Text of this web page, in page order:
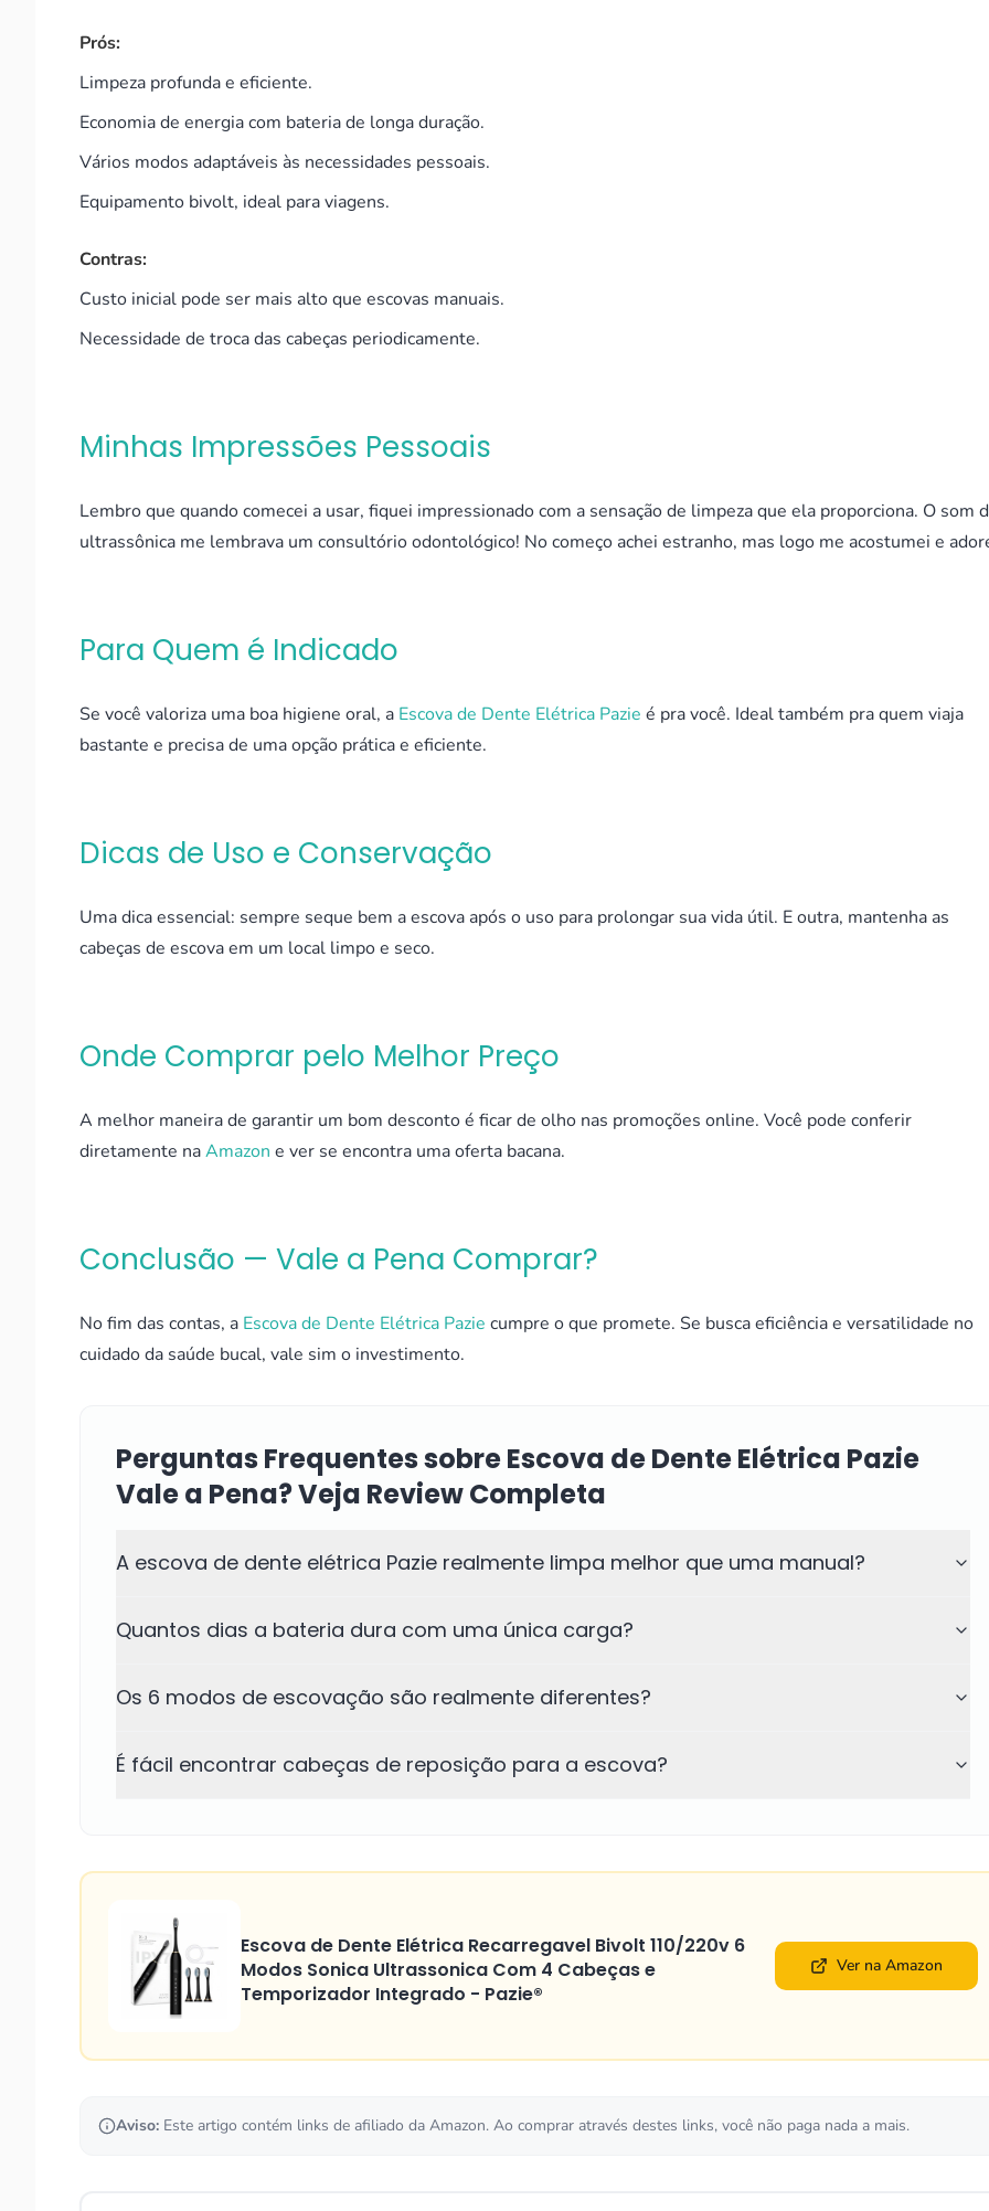
Prós:
Limpeza profunda e eficiente.
Economia de energia com bateria de longa duração.
Vários modos adaptáveis às necessidades pessoais.
Equipamento bivolt, ideal para viagens.
Contras:
Custo inicial pode ser mais alto que escovas manuais.
Necessidade de troca das cabeças periodicamente.
Minhas Impressões Pessoais
Lembro que quando comecei a usar, fiquei impressionado com a sensação de limpeza que ela proporciona. O som
ultrassônica me lembrava um consultório odontológico! No começo achei estranho, mas logo me acostumei e
Para Quem é Indicado
Se você valoriza uma boa higiene oral, a Escova de Dente Elétrica Pazie é pra você. Ideal também pra quem viaja
bastante e precisa de uma opção prática e eficiente.
Dicas de Uso e Conservação
Uma dica essencial: sempre seque bem a escova após o uso para prolongar sua vida útil. E outra, mantenha as
cabeças de escova em um local limpo e seco.
Onde Comprar pelo Melhor Preço
A melhor maneira de garantir um bom desconto é ficar de olho nas promoções online. Você pode conferir
diretamente naAmazon e ver se encontra uma oferta bacana.
Conclusão — Vale a Pena Comprar?
No fim das contas, a Escova de Dente Elétrica Pazie cumpre o que promete. Se busca eficiência e versatilidade no
cuidado da saúde bucal, vale sim o investimento.
Perguntas Frequentes sobre Escova de Dente Elétrica Pazie
Vale a Pena? Veja Review Completa
A escova de dente elétrica Pazie realmente limpa melhor que uma manual?
Quantos dias a bateria dura com uma única carga?
Os 6 modos de escovação são realmente diferentes?
É fácil encontrar cabeças de reposição para a escova?
Escova de Dente Elétrica Recarregavel Bivolt 110/220v 6
Modos Sonica Ultrassonica Com 4 Cabeças e
Temporizador Integrado - Pazie®
Ver na Amazon
Aviso: Este artigo contém links de afiliado da Amazon. Ao comprar através destes links, você não paga nada a mais.